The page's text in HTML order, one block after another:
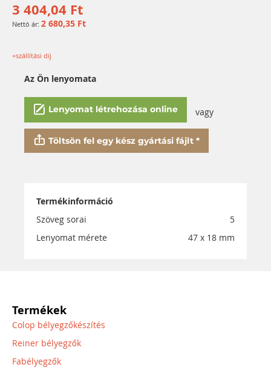
képgaléria
elejére
3 404,04 Ft
2 680,35 Ft
+szállítási díj
Az Ön lenyomata
Lenyomat létrehozása online vagy
Töltsön fel egy kész gyártási fájlt *
Termékinformáció
Szöveg sorai
5
Lenyomat mérete
47 x 18 mm
Termékek
Colop bélyegzőkészítés
Reiner bélyegzők
Fabélyegzők